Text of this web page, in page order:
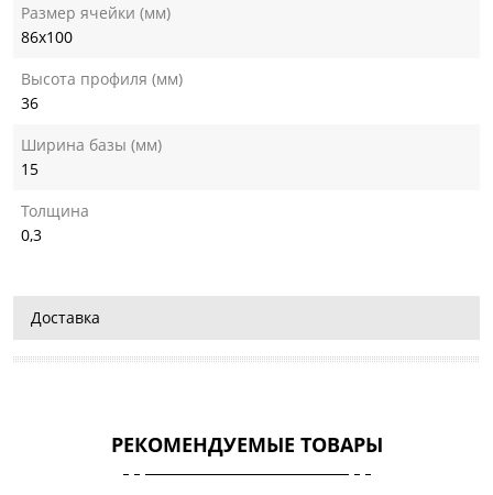
Размер ячейки (мм)
86х100
Высота профиля (мм)
36
Ширина базы (мм)
15
Толщина
0,3
Доставка
РЕКОМЕНДУЕМЫЕ ТОВАРЫ